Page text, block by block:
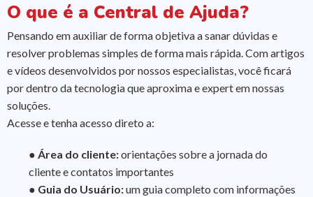
O que é a Central de Ajuda?
Pensando em auxiliar de forma objetiva a sanar dúvidas e
resolver problemas simples de forma mais rápida. Com artigos
e vídeos desenvolvidos por nossos especialistas, você ficará
por dentro da tecnologia que aproxima e expert em nossas
soluções.
Acesse e tenha acesso direto a:
● Área do cliente:orientações sobre a jornada do
cliente e contatos importantes
● Guia do Usuário:um guia completo com informações